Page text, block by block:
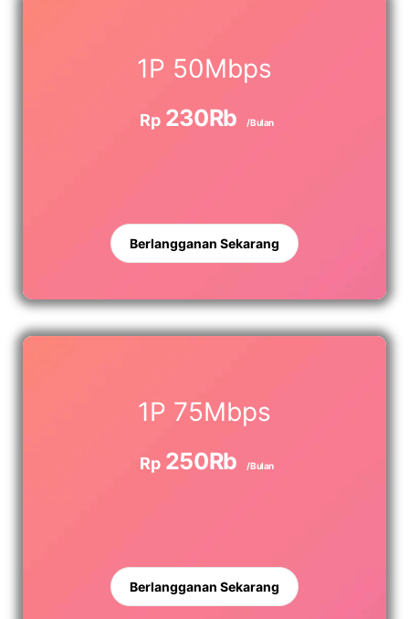
1P 50Mbps
Rp 230Rb /Bulan
Berlangganan Sekarang
1P 75Mbps
Rp 250Rb /Bulan
Berlangganan Sekarang